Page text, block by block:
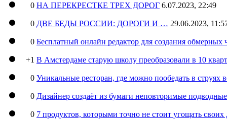
0 НА ПЕРЕКРЕСТКЕ ТРЕХ ДОРОГ 6.07.2023, 22:49
0 ДВЕ БЕДЫ РОССИИ: ДОРОГИ И … 29.06.2023,
0 Бесплатный онлайн редактор для создания обмерных
+1 В Амстердаме старую школу преобразовали в 10
0 Уникальные ресторан, где можно пообедать в струях
0 Дизайнер создаёт из бумаги неповторимые
0 7 продуктов, которыми точно не стоит угощать